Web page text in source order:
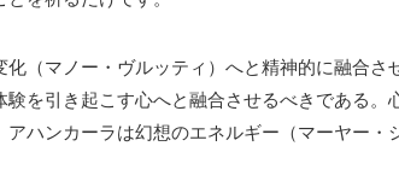
（マノー・ヴルッティ）へと精神的に融合さ
を引き起こす心へと融合させるべきである。
ハンカーラは幻想のエネルギー（マーヤー・